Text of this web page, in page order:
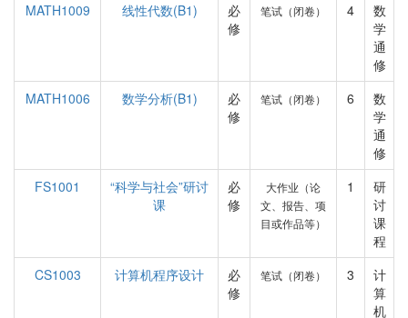
MATH1009
线性代数(B1)
必
修
笔试（闭卷） 4
数
学
通
修
MATH1006
数学分析(B1)
必
修
笔试（闭卷） 6
数
学
通
修
FS1001
“科学与社会”研讨
课
必
修
大作业（论
文、报告、项
目或作品等）
1
研
讨
课
程
CS1003
计算机程序设计
必
修
笔试（闭卷） 3
计
算
机